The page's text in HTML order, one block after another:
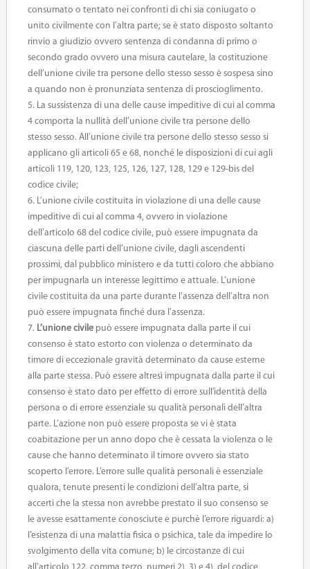
consumato o tentato nei confronti di chi sia coniugato o
unito civilmente con l’altra parte; se è stato disposto soltanto
rinvio a giudizio ovvero sentenza di condanna di primo o
secondo grado ovvero una misura cautelare, la costituzione
dell’unione civile tra persone dello stesso sesso è sospesa sino
a quando non è pronunziata sentenza di proscioglimento.
5. La sussistenza di una delle cause impeditive di cui al comma
4 comporta la nullità dell’unione civile tra persone dello
stesso sesso. All’unione civile tra persone dello stesso sesso si
applicano gli articoli 65 e 68, nonché le disposizioni di cui agli
articoli 119, 120, 123, 125, 126, 127, 128, 129 e 129-bis del
codice civile;
6. L’unione civile costituita in violazione di una delle cause
impeditive di cui al comma 4, ovvero in violazione
dell’articolo 68 del codice civile, può essere impugnata da
ciascuna delle parti dell’unione civile, dagli ascendenti
prossimi, dal pubblico ministero e da tutti coloro che abbiano
per impugnarla un interesse legittimo e attuale. L’unione
civile costituita da una parte durante l’assenza dell’altra non
può essere impugnata finché dura l’assenza.
7. L’unione civilepuò essere impugnata dalla parte il cui
consenso è stato estorto con violenza o determinato da
timore di eccezionale gravità determinato da cause esterne
alla parte stessa. Può essere altresì impugnata dalla parte il cui
consenso è stato dato per effetto di errore sull’identità della
persona o di errore essenziale su qualità personali dell’altra
parte. L’azione non può essere proposta se vi è stata
coabitazione per un anno dopo che è cessata la violenza o le
cause che hanno determinato il timore ovvero sia stato
scoperto l’errore. L’errore sulle qualità personali è essenziale
qualora, tenute presenti le condizioni dell’altra parte, si
accerti che la stessa non avrebbe prestato il suo consenso se
le avesse esattamente conosciute e purchè l’errore riguardi: a)
l’esistenza di una malattia fisica o psichica, tale da impedire lo
svolgimento della vita comune; b) le circostanze di cui